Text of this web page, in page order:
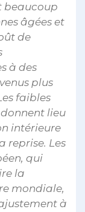
beaucoup
âgées et
de
à des
plus
faibles
lieu
intérieure
reprise. Les
qui
la
mondiale,
à